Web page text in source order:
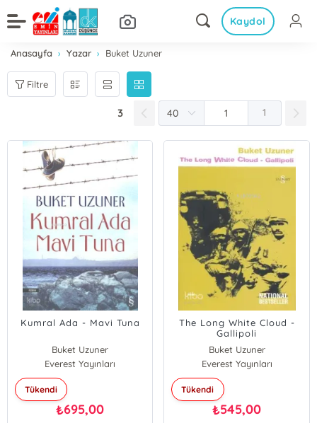
Kaydol
Anasayfa Yazar Buket Uzuner
Filtre
3 1
Kumral Ada - Mavi Tuna
Buket Uzuner
Everest Yayınları
Tükendi
₺695,00
The Long White Cloud -
Gallipoli
Buket Uzuner
Everest Yayınları
Tükendi
₺545,00